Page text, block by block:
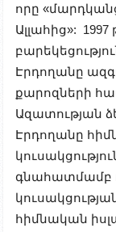
որը
Ալլահից»:
Էրդողանը
քարոզների
Ազատության
Էրդողանը
գնահատմամբ
հիմնական